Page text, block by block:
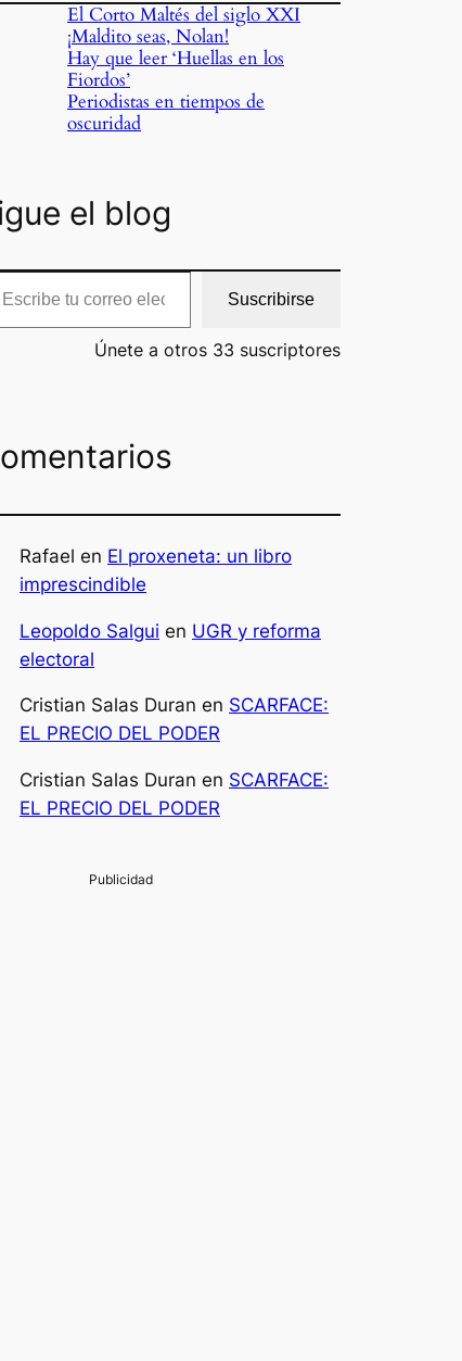
El Corto Maltés del siglo XXI
¡Maldito seas, Nolan!
Hay que leer ‘Huellas en los
Fiordos’
Periodistas en tiempos de
oscuridad
el blog
Suscribirse
Únete a otros 33 suscriptores
Rafael en El proxeneta: un libro
imprescindible
Leopoldo Salgui en UGR y reforma
electoral
Cristian Salas Duran en SCARFACE:
EL PRECIO DEL PODER
Cristian Salas Duran en SCARFACE:
EL PRECIO DEL PODER